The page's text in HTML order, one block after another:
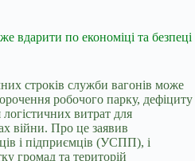
вдарити по економіці та безпеці
строків служби вагонів може
робочого парку, дефіциту
витрат для
війни. Про це заявив
і підприємців (УСПП), і
громад та територій